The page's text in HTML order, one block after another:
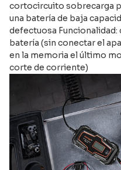
cortocircuito sobrecarga
una batería de baja
defectuosa
batería (sin conectar el
en la memoria el último
corte de corriente)